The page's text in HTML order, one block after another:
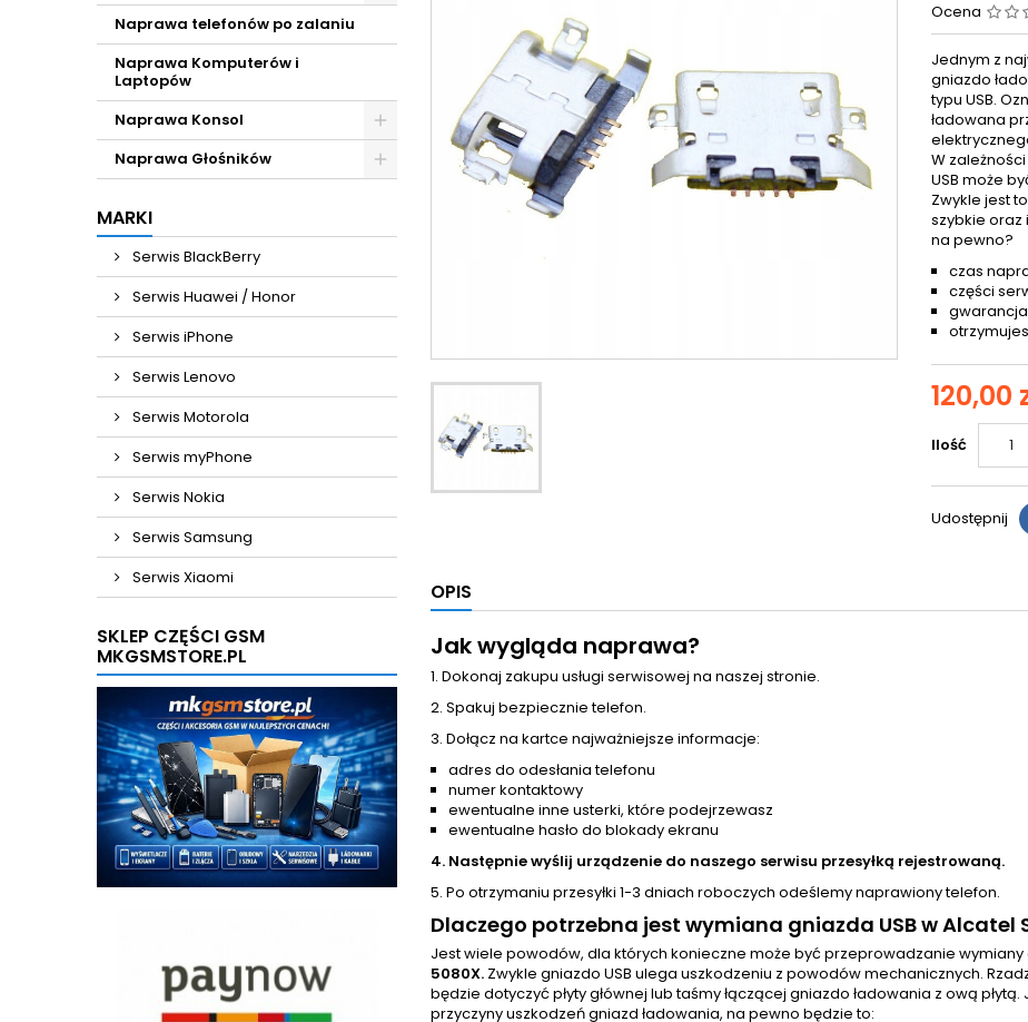
Naprawa telefonów po zalaniu
Naprawa Komputerów i
Laptopów
Naprawa Konsol
Naprawa Głośników
MARKI
Serwis BlackBerry
Serwis Huawei / Honor
Serwis iPhone
Serwis Lenovo
Serwis Motorola
Serwis myPhone
Serwis Nokia
Serwis Samsung
Serwis Xiaomi
SKLEP CZĘŚCI GSM
MKGSMSTORE.PL
Ocena
Jednym z
gniazdo
typu USB.
ładowana
W
USB może
Zwykle jest
szybkie oraz
na pewno?
czas
części
120,00
Ilość
Udostępnij
OPIS
Jak wygląda naprawa?
1. Dokonaj zakupu usługi serwisowej na naszej stronie.
2. Spakuj bezpiecznie telefon.
3. Dołącz na kartce najważniejsze informacje:
adres do odesłania telefonu
numer kontaktowy
ewentualne inne usterki, które podejrzewasz
ewentualne hasło do blokady ekranu
4. Następnie wyślij urządzenie do naszego serwisu przesyłką rejestrowaną.
5. Po otrzymaniu przesyłki 1-3 dniach roboczych odeślemy naprawiony telefon.
Dlaczego potrzebna jest wymiana gniazda USB w Alcatel
Jest wiele powodów, dla których konieczne może być przeprowadzanie wymiany
5080X. Zwykle gniazdo USB ulega uszkodzeniu z powodów mechanicznych.
będzie dotyczyć płyty głównej lub taśmy łączącej gniazdo ładowania z ową
przyczyny uszkodzeń gniazd ładowania, na pewno będzie to: